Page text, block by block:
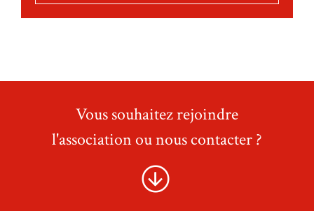
Vous souhaitez rejoindre
l'association ou nous contacter ?